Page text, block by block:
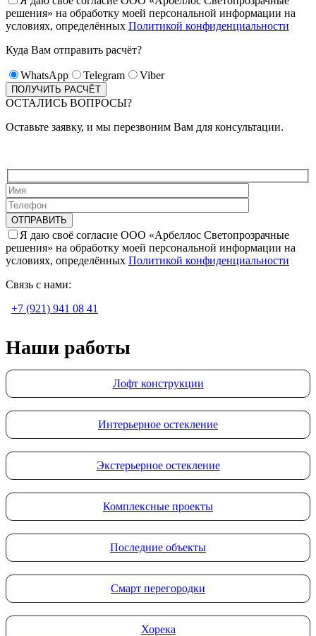
решения» на обработку моей персональной информации на
условиях, определённых Политикой конфиденциальности
Куда Вам отправить расчёт?
WhatsApp Telegram Viber
ОСТАЛИСЬ ВОПРОСЫ?
Оставьте заявку, и мы перезвоним Вам для консультации.
Я даю своё согласие ООО «Арбеллос Светопрозрачные
решения» на обработку моей персональной информации на
условиях, определённых Политикой конфиденциальности
Связь с нами:
+7 (921) 941 08 41
Наши работы
Лофт конструкции
Интерьерное остекление
Экстерьерное остекление
Комплексные проекты
Последние объекты
Смарт перегородки
Хорека